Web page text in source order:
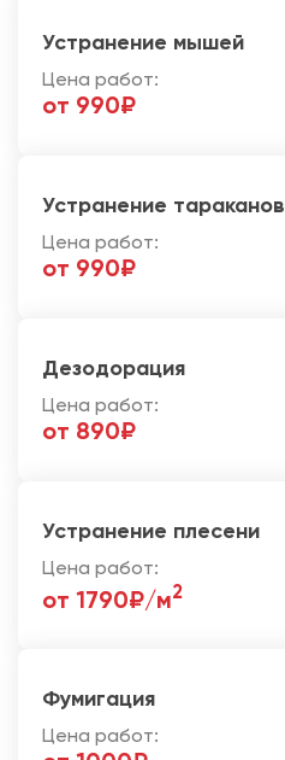
Устранение мышей
Цена работ:
от 990₽
Устранение тараканов
Цена работ:
от 990₽
Дезодорация
Цена работ:
от 890₽
Устранение плесени
Цена работ:
от 1790₽/м2
Фумигация
Цена работ: